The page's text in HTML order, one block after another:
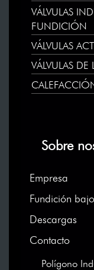
VÁLVULAS
FUNDICIÓN
VÁLVULAS
VÁLVULAS DE
Sobre
Empresa
Fundición
Descargas
Contacto
Polígono